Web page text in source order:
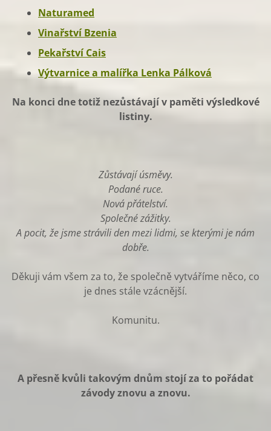
Naturamed
Vinařství Bzenia
Pekařství Cais
Výtvarnice a malířka Lenka Pálková
Na konci dne totiž nezůstávají v paměti výsledkové
listiny.
Zůstávají úsměvy.
Podané ruce.
Nová přátelství.
Společné zážitky.
A pocit, že jsme strávili den mezi lidmi, se kterými je nám
dobře.
Děkuji vám všem za to, že společně vytváříme něco, co
je dnes stále vzácnější.
Komunitu.
A přesně kvůli takovým dnům stojí za to pořádat
závody znovu a znovu.